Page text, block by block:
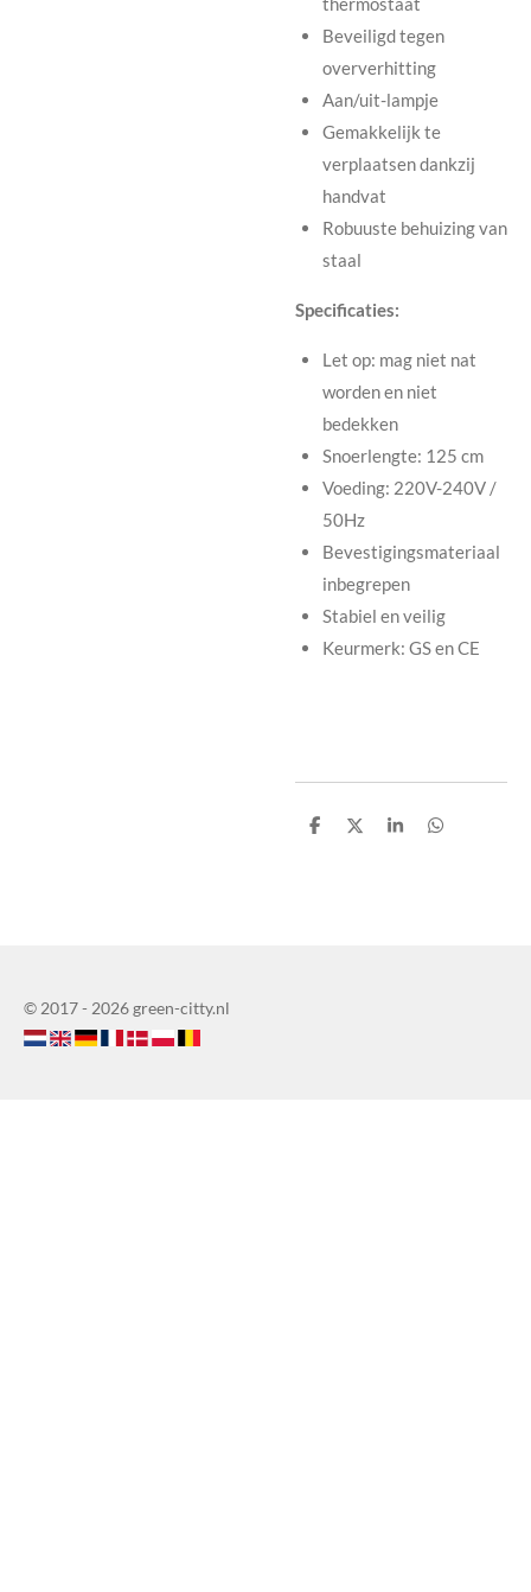
Beveiligd tegen
oververhitting
Aan/uit-lampje
Gemakkelijk te
verplaatsen dankzij
handvat
Robuuste behuizing van
staal
Specificaties:
Let op: mag niet nat
worden en niet
bedekken
Snoerlengte: 125 cm
Voeding: 220V-240V /
50Hz
Bevestigingsmateriaal
inbegrepen
Stabiel en veilig
Keurmerk: GS en CE
D
D
S
D
© 2017 - 2026 green-citty.nl